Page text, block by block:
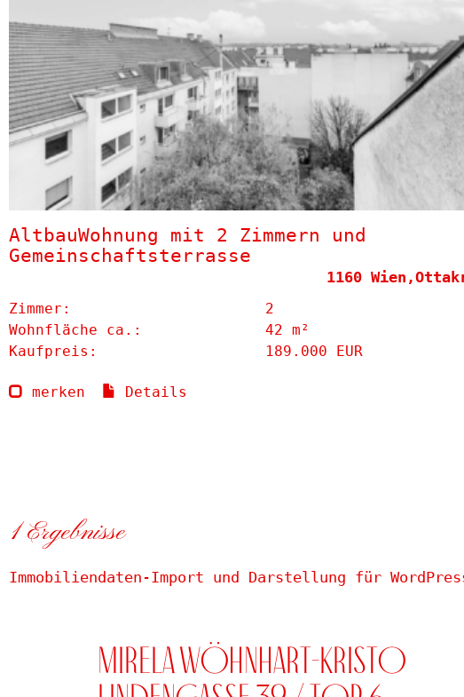
AltbauWohnung mit 2 Zimmern und
Gemeinschaftsterrasse
1160
Zimmer:
2
Wohnfläche ca.:
42 m²
Kaufpreis:
189.000 EUR
merken Details
1 Ergebnisse
Immobiliendaten-Import und Darstellung für
Mirela Wöhnhart-Kristo